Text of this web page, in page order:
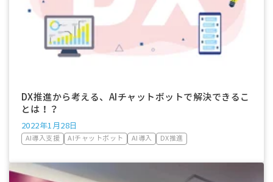
DX推進から考える、AIチャットボットで解決できるこ
とは！？
2022年1月28日
AI導入支援 AIチャットボット AI導入 DX推進